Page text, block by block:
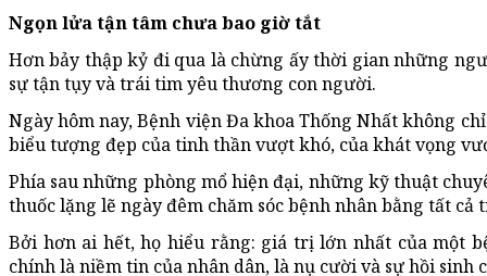
Ngọn lửa tận tâm chưa bao giờ tắt
Hơn bảy thập kỷ đi qua là chừng ấy thời gian những
sự tận tụy và trái tim yêu thương con người.
Ngày hôm nay, Bệnh viện Đa khoa Thống Nhất không
biểu tượng đẹp của tinh thần vượt khó, của khát vọng
Phía sau những phòng mổ hiện đại, những kỹ thuật
thuốc lặng lẽ ngày đêm chăm sóc bệnh nhân bằng tất
Bởi hơn ai hết, họ hiểu rằng: giá trị lớn nhất của một
chính là niềm tin của nhân dân, là nụ cười và sự hồi